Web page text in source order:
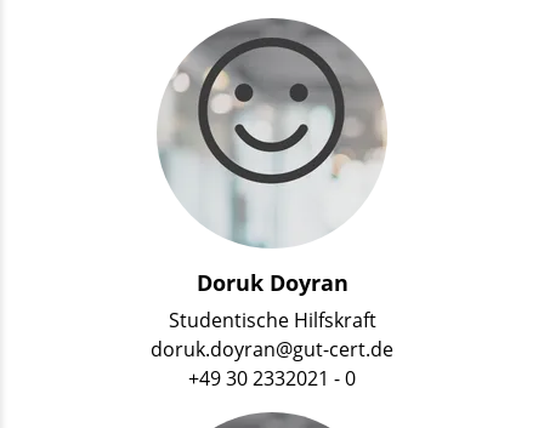
Doruk Doyran
Studentische Hilfskraft
doruk.doyran@gut-cert.de
+49 30 2332021 - 0